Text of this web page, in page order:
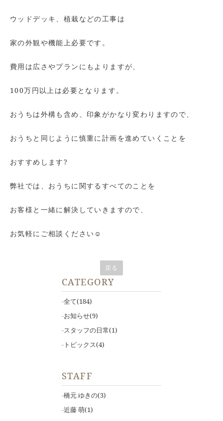
ウッドデッキ、植栽などの工事は
家の外観や機能上必要です。
費用は広さやプランにもよりますが、
100万円以上は必要となります。
おうちは外構も含め、印象がかなり変わりますので、
おうちと同じように慎重に計画を進めていくことを
おすすめします?
弊社では、おうちに関するすべてのことを
お客様と一緒に解決していきますので、
お気軽にご相談ください☺
戻る
CATEGORY
全て(184)
お知らせ(9)
スタッフの日常(1)
トピックス(4)
STAFF
橋元 ゆきの(3)
近藤 萌(1)